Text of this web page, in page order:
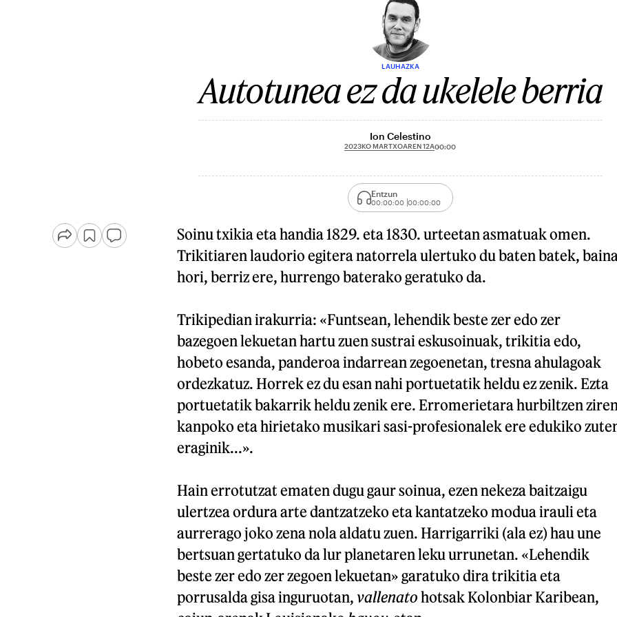
LAUHAZKA
Autotunea ez da ukelele berria
Ion Celestino
2023KO MARTXOAREN 12A00:00
Entzun
00:00:00 00:00:00
Soinu txikia eta handia 1829. eta 1830. urteetan asmatuak omen.
Trikitiaren laudorio egitera natorrela ulertuko du baten batek,
hori, berriz ere, hurrengo baterako geratuko da.
Trikipedian irakurria: «Funtsean, lehendik beste zer edo zer
bazegoen lekuetan hartu zuen sustrai eskusoinuak, trikitia edo,
hobeto esanda, panderoa indarrean zegoenetan, tresna ahulagoak
ordezkatuz. Horrek ez du esan nahi portuetatik heldu ez zenik. Ezta
portuetatik bakarrik heldu zenik ere. Erromerietara hurbiltzen
kanpoko eta hirietako musikari sasi-profesionalek ere edukiko
eraginik...».
Hain errotutzat ematen dugu gaur soinua, ezen nekeza baitzaigu
ulertzea ordura arte dantzatzeko eta kantatzeko modua irauli eta
aurrerago joko zena nola aldatu zuen. Harrigarriki (ala ez) hau une
bertsuan gertatuko da lur planetaren leku urrunetan. «Lehendik
beste zer edo zer zegoen lekuetan» garatuko dira trikitia eta
porrusalda gisa inguruotan, vallenato hotsak Kolonbiar Karibean,